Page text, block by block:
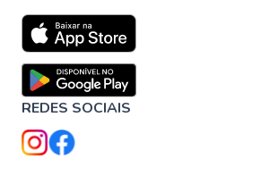
REDES SOCIAIS